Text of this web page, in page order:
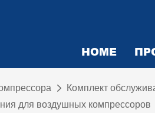
HOME
Комплект
для воздушных компрессоров